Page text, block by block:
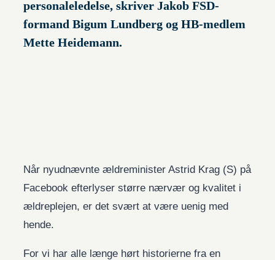
personaleledelse, skriver Jakob FSD-
formand Bigum Lundberg og HB-medlem
Mette Heidemann.
Når nyudnævnte ældreminister Astrid Krag (S) på
Facebook efterlyser større nærvær og kvalitet i
ældreplejen, er det svært at være uenig med
hende.
For vi har alle længe hørt historierne fra en